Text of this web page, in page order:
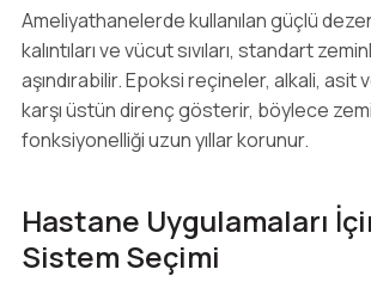
Ameliyathanelerde kullanılan güçlü
kalıntıları ve vücut sıvıları, standart
aşındırabilir. Epoksi reçineler, alkali,
karşı üstün direnç gösterir, böylece
fonksiyonelliği uzun yıllar korunur.
Hastane Uygulamaları
Sistem Seçimi